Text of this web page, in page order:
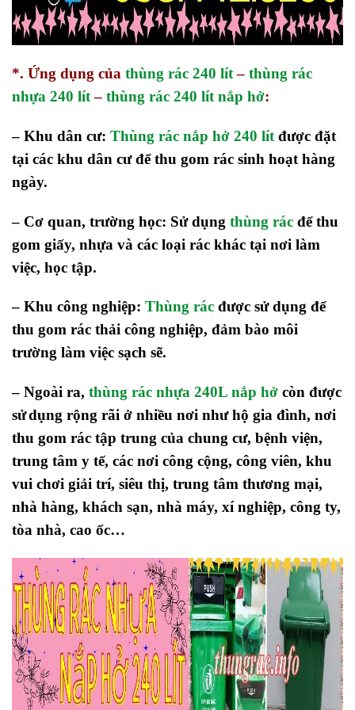
*. Ứng dụng của thùng rác 240 lít– thùng rác
nhựa 240 lít– thùng rác 240 lít nắp hở:
– Khu dân cư: Thùng rác nắp hở 240 lít được đặt
tại các khu dân cư để thu gom rác sinh hoạt hàng
ngày.
– Cơ quan, trường học: Sử dụng thùng rác để thu
gom giấy, nhựa và các loại rác khác tại nơi làm
việc, học tập.
– Khu công nghiệp: Thùng rác được sử dụng để
thu gom rác thải công nghiệp, đảm bào môi
trường làm việc sạch sẽ.
– Ngoài ra, thùng rác nhựa 240L nắp hở còn được
sửdụng rộng rãi ở nhiều nơi như hộ gia đình, nơi
thu gom rác tập trung của chung cư, bệnh viện,
trung tâm y tế, các nơi công cộng, công viên, khu
vui chơi giải trí, siêu thị, trung tâm thương mại,
nhà hàng, khách sạn, nhà máy, xí nghiệp, công ty,
tòa nhà, cao ốc…